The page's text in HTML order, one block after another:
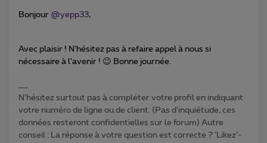
Bonjour @yepp33,
Avec plaisir ! N’hésitez pas à refaire appel à nous si
nécessaire à l’avenir ! 😉 Bonne journée.
N'hésitez surtout pas à compléter votre profil en indiquant
votre numéro de ligne ou de client. (Pas d'inquiétude, ces
données resteront confidentielles sur le forum) Autre
conseil : La réponse à votre question est correcte ? ‘Likez’-